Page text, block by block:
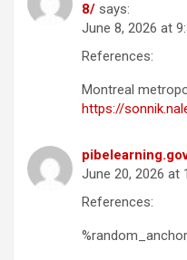
8/ says:
June 8, 2026 at
References:
Montreal
https://
June 20, 2026 at
References: